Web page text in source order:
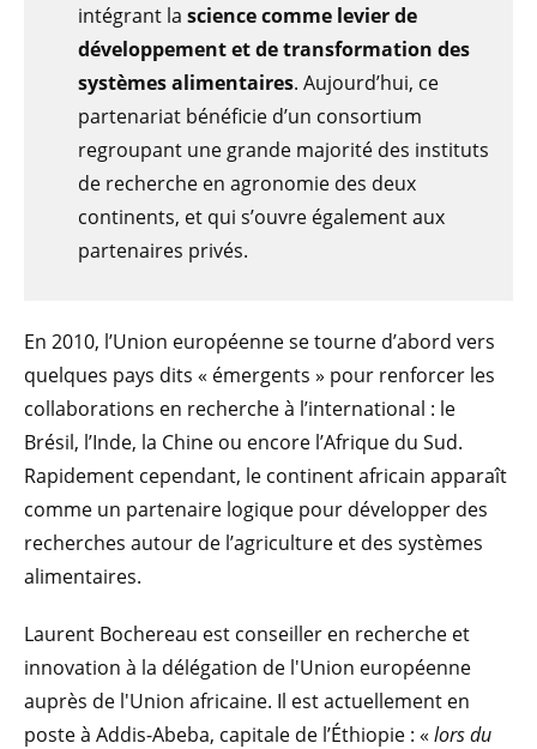
intégrant la science comme levier de
développement et de transformation des
systèmes alimentaires. Aujourd’hui, ce
partenariat bénéficie d’un consortium
regroupant une grande majorité des instituts
de recherche en agronomie des deux
continents, et qui s’ouvre également aux
partenaires privés.
En 2010, l’Union européenne se tourne d’abord vers
quelques pays dits « émergents » pour renforcer les
collaborations en recherche à l’international : le
Brésil, l’Inde, la Chine ou encore l’Afrique du Sud.
Rapidement cependant, le continent africain apparaît
comme un partenaire logique pour développer des
recherches autour de l’agriculture et des systèmes
alimentaires.
Laurent Bochereau est conseiller en recherche et
innovation à la délégation de l'Union européenne
auprès de l'Union africaine. Il est actuellement en
poste à Addis-Abeba, capitale de l’Éthiopie : « lors du